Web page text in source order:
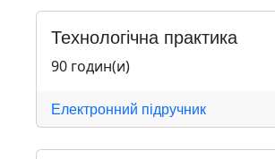
Технологічна практика
90 годин(и)
Електронний підручник